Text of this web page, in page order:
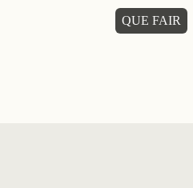
QUE FAIR